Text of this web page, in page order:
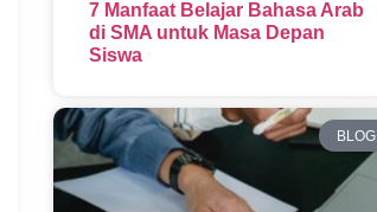
7 Manfaat Belajar Bahasa Arab
di SMA untuk Masa Depan
Siswa
BLOG